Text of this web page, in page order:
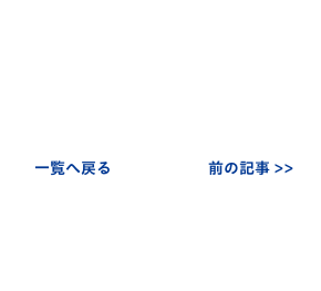
一覧へ戻る 前の記事 >>